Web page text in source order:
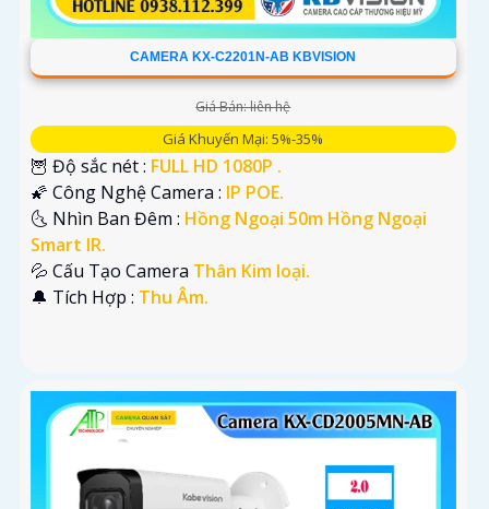
CAMERA KX-C2201N-AB KBVISION
Giá Bán: liên hệ
Giá Khuyến Mại: 5%-35%
🦉 Độ sắc nét : FULL HD 1080P .
🌠 Công Nghệ Camera : IP POE.
🌜 Nhìn Ban Đêm : Hồng Ngoại 50m Hồng Ngoại
Smart IR.
💦 Cấu Tạo Camera Thân Kim loại.
️🔔 Tích Hợp : Thu Âm.